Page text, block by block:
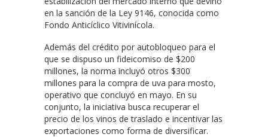
en la sanción de la Ley 9146, conocida como
Fondo Anticíclico Vitivinícola.
Además del crédito por autobloqueo para el
que se dispuso un fideicomiso de $200
millones, la norma incluyó otros $300
millones para la compra de uva para mosto,
operativo que concluyó en mayo. En su
conjunto, la iniciativa busca recuperar el
precio de los vinos de traslado e incentivar las
exportaciones como forma de diversificar.